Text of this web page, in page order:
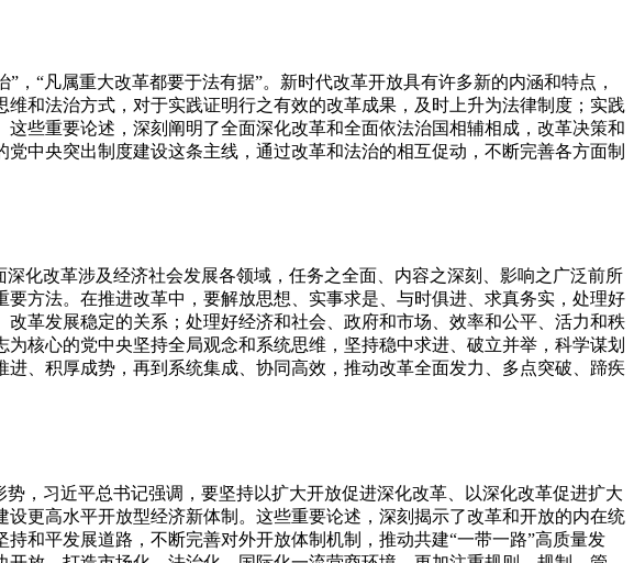
“凡属重大改革都要于法有据”。新时代改革开放具有许多新的内涵和特点，
和法治方式，对于实践证明行之有效的改革成果，及时上升为法律制度；实践
些重要论述，深刻阐明了全面深化改革和全面依法治国相辅相成，改革决策和
中央突出制度建设这条主线，通过改革和法治的相互促动，不断完善各方面制
改革涉及经济社会发展各领域，任务之全面、内容之深刻、影响之广泛前所
方法。在推进改革中，要解放思想、实事求是、与时俱进、求真务实，处理好
革发展稳定的关系；处理好经济和社会、政府和市场、效率和公平、活力和秩
核心的党中央坚持全局观念和系统思维，坚持稳中求进、破立并举，科学谋划
、积厚成势，再到系统集成、协同高效，推动改革全面发力、多点突破、蹄疾
习近平总书记强调，要坚持以扩大开放促进深化改革、以深化改革促进扩大
更高水平开放型经济新体制。这些重要论述，深刻揭示了改革和开放的内在统
和平发展道路，不断完善对外开放体制机制，推动共建“一带一路”高质量发